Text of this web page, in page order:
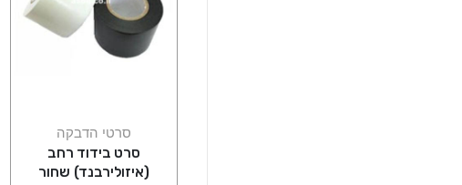
סרטי הדבקה
סרט בידוד רחב
(איזולירבנד) שחור